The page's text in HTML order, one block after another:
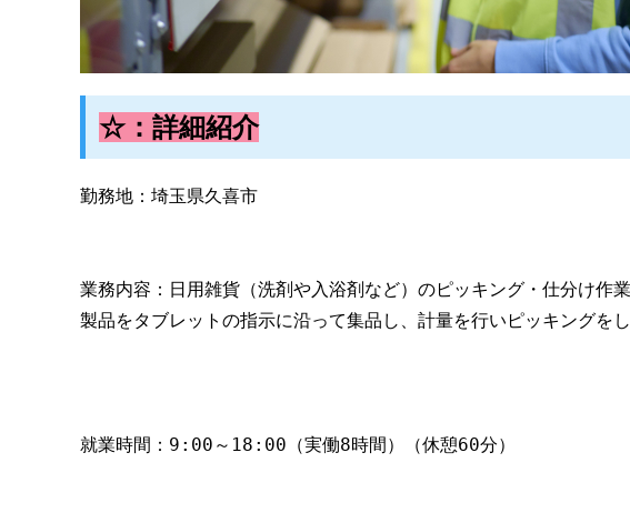
☆：詳細紹介
勤務地：埼玉県久喜市
業務内容：日用雑貨（洗剤や入浴剤など）のピッキング・仕分け作業
製品をタブレットの指示に沿って集品し、計量を行いピッキングを
就業時間：9:00～18:00（実働8時間）（休憩60分）